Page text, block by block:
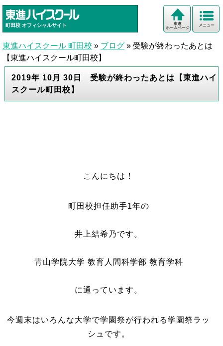
町田校 オフィシャルサイト メニュー
東進
ホームページ
東進ハイスクール 町田校 » ブログ » 受験が終わったあとは
【東進ハイスクール町田校】
2019年 10月 30日 受験が終わったあとは【東進ハイ
スクール町田校】
こんにちは！
町田校担任助手1年の
井上結希乃です。
青山学院大学 教育人間科学部 教育学科
に通っています。
今週末はいろんな大学で学園祭が行われる学園祭ラッ
シュです。